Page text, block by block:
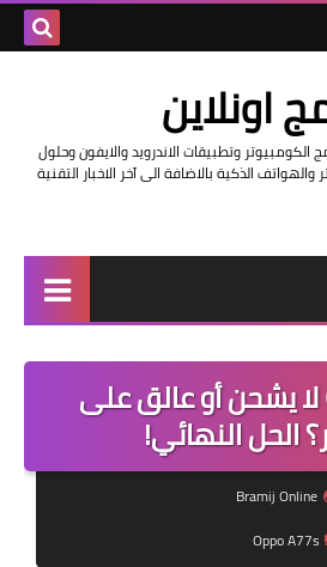
اونلاين
وتطبيقات الاندرويد والايفون وحلول
الذكية بالاضافة الى آخر الاخبار التقنية
مراجعات
حماية
اندرويد
آيفون
Oppo A77s لا يشحن أو عالق على
الحل النهائي!
Bramij Online
Oppo A77s